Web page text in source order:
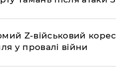
Z-військовий
у провалі війни